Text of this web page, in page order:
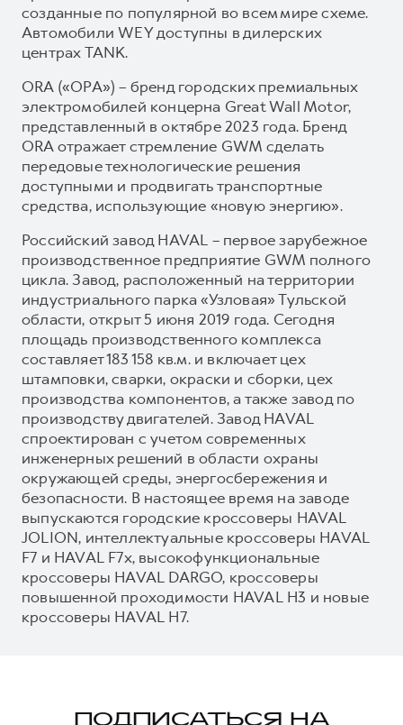
созданные по популярной во всем мире схеме.
Автомобили WEY доступны в дилерских
центрах TANK.
ORA («ОРА») – бренд городских премиальных
электромобилей концерна Great Wall Motor,
представленный в октябре 2023 года. Бренд
ORA отражает стремление GWM сделать
передовые технологические решения
доступными и продвигать транспортные
средства, использующие «новую энергию».
Российский завод HAVAL – первое зарубежное
производственное предприятие GWM полного
цикла. Завод, расположенный на территории
индустриального парка «Узловая» Тульской
области, открыт 5 июня 2019 года. Сегодня
площадь производственного комплекса
составляет 183 158 кв.м. и включает цех
штамповки, сварки, окраски и сборки, цех
производства компонентов, а также завод по
производству двигателей. Завод HAVAL
спроектирован с учетом современных
инженерных решений в области охраны
окружающей среды, энергосбережения и
безопасности. В настоящее время на заводе
выпускаются городские кроссоверы HAVAL
JOLION, интеллектуальные кроссоверы HAVAL
F7 и HAVAL F7x, высокофункциональные
кроссоверы HAVAL DARGO, кроссоверы
повышенной проходимости HAVAL H3 и новые
кроссоверы HAVAL H7.
ПОДПИСАТЬСЯ НА